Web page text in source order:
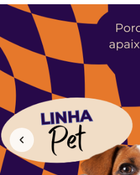
Todos os Produtos
Produtos